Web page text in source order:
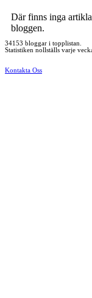
Där finns inga
bloggen.
34153 bloggar i topplistan.
Statistiken nollställs varje
Kontakta Oss